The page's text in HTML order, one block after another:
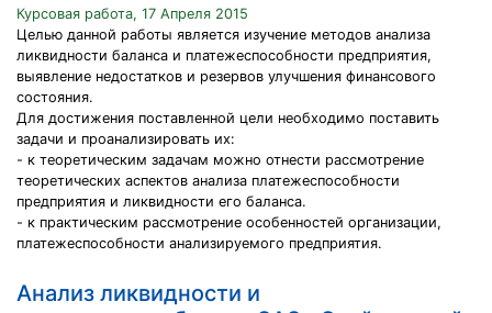
Курсовая работа, 17 Апреля 2015
Целью данной работы является изучение методов анализа
ликвидности баланса и платежеспособности предприятия,
выявление недостатков и резервов улучшения финансового
состояния.
Для достижения поставленной цели необходимо поставить
задачи и проанализировать их:
- к теоретическим задачам можно отнести рассмотрение
теоретических аспектов анализа платежеспособности
предприятия и ликвидности его баланса.
- к практическим рассмотрение особенностей организации,
платежеспособности анализируемого предприятия.
Анализ ликвидности и